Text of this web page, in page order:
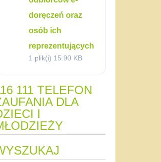
doręczeń oraz
osób ich
reprezentujących
1 plik(i) 15.90 KB
111 TELEFON
DLA
I